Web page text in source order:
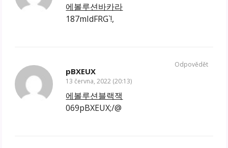
에볼루션바카라
187mIdFRG`!,
pBXEUX
13 června, 2022 (20:13)
에볼루션블랙잭
069pBXEUX;/@
Odpovědět